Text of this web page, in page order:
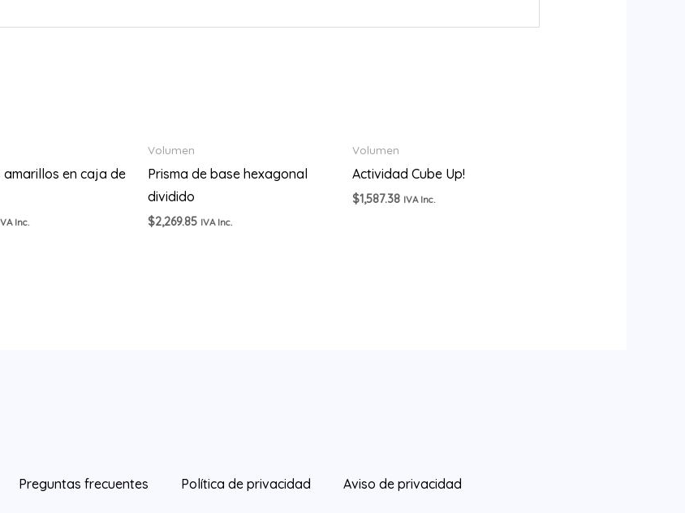
amarillos en caja de
Inc.
Volumen
Prisma de base hexagonal
dividido
$2,269.85 IVA Inc.
Volumen
Actividad Cube Up!
$1,587.38 IVA Inc.
Preguntas frecuentes Política de privacidad
Aviso de privacidad